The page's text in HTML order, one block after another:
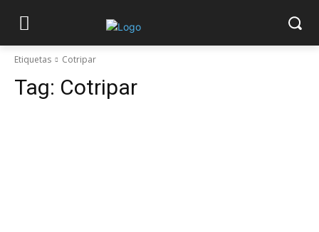
Etiquetas Cotripar
Tag: Cotripar